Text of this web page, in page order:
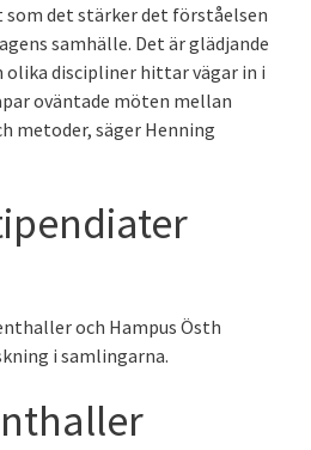
det stärker det förståelsen
samhälle. Det är glädjande
discipliner hittar vägar in i
oväntade möten mellan
metoder, säger Henning
och Hampus Östh
i samlingarna.